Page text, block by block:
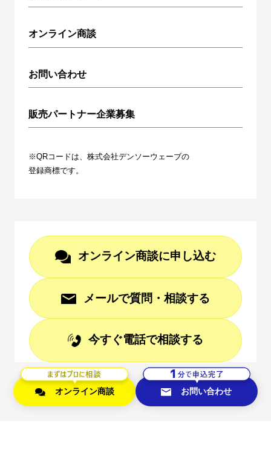
オンライン商談
お問い合わせ
販売パートナー企業募集
※QRコードは、株式会社デンソーウェーブの
登録商標です。
オンライン商談に申し込む
メールで質問・相談する
今すぐ電話で相談する
サービス利用規約
オンライン商談 お問い合わせ